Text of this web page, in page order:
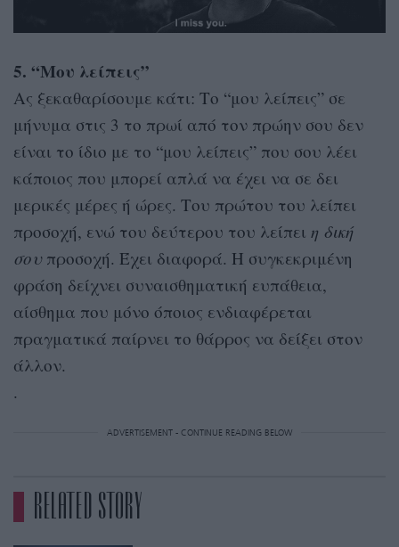
5. “Μου λείπεις”
Ας ξεκαθαρίσουμε κάτι: Το “μου λείπεις” σε
μήνυμα στις 3 το πρωί από τον πρώην σου δεν
είναι το ίδιο με το “μου λείπεις” που σου λέει
κάποιος που μπορεί απλά να έχει να σε δει
μερικές μέρες ή ώρες. Του πρώτου του λείπει
προσοχή, ενώ του δεύτερου του λείπει η δική
σουπροσοχή. Έχει διαφορά. Η συγκεκριμένη
φράση δείχνει συναισθηματική ευπάθεια,
αίσθημα που μόνο όποιος ενδιαφέρεται
πραγματικά παίρνει το θάρρος να δείξει στον
άλλον.
.
ADVERTISEMENT - CONTINUE READING BELOW
RELATED STORY